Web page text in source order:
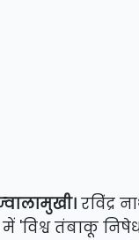
रविंद्र
'विश्व तंबाकू